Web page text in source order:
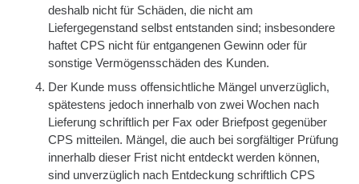
deshalb nicht für Schäden, die nicht am
Liefergegenstand selbst entstanden sind; insbesondere
haftet CPS nicht für entgangenen Gewinn oder für
sonstige Vermögensschäden des Kunden.
Der Kunde muss offensichtliche Mängel unverzüglich,
spätestens jedoch innerhalb von zwei Wochen nach
Lieferung schriftlich per Fax oder Briefpost gegenüber
CPS mitteilen. Mängel, die auch bei sorgfältiger Prüfung
innerhalb dieser Frist nicht entdeckt werden können,
sind unverzüglich nach Entdeckung schriftlich CPS